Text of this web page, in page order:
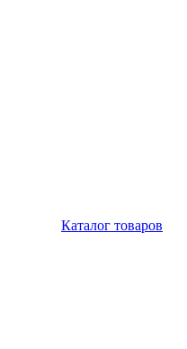
Каталог товаров